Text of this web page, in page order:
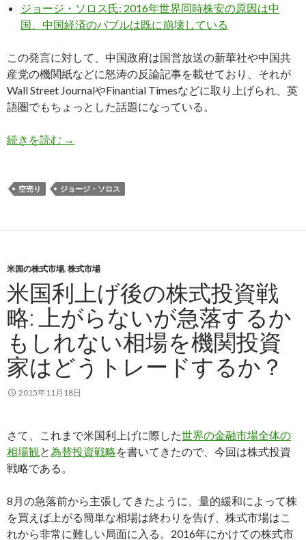
ジョージ・ソロス氏: 2016年世界同時株安の原因は中
国、中国経済のバブルは既に崩壊している
この発言に対して、中国政府は国営放送の新華社や中国共
産党の機関紙などに怒涛の反論記事を載せており、それが
Wall Street JournalやFinantial Timesなどに取り上げられ、英
語圏でもちょっとした話題になっている。
続きを読む ソロス氏発言への中国政府の馬鹿げた過剰反応
→
空売り ジョージ・ソロス
米国の株式市場, 株式市場
米国利上げ後の株式投資戦
略: 上がらないが急落するか
もしれない相場を機関投資
家はどうトレードするか？
2015年11月18日
さて、これまで米国利上げに際した世界の金融市場全体の
相場観と為替投資戦略を書いてきたので、今回は株式投資
戦略である。
8月の急落前から主張してきたように、量的緩和によって株
を買えば上がる簡単な相場は終わりを告げ、株式市場はこ
れから非常に難しい局面に入る。2016年にかけての株式市